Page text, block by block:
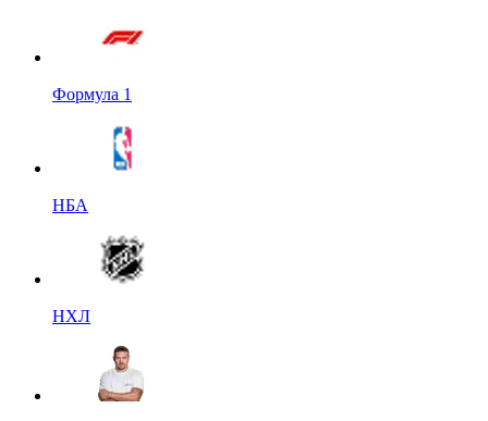
Формула 1
НБА
НХЛ